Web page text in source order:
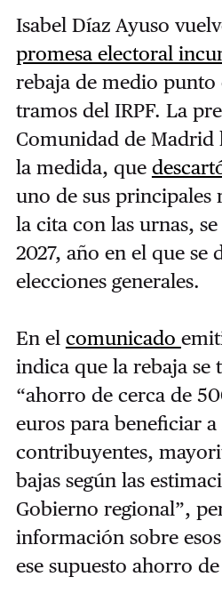
Isabel Díaz Ayuso
promesa electoral
rebaja de medio punto
tramos del IRPF. La
Comunidad de Madrid
la medida, que
uno de sus principales
la cita con las urnas,
2027, año en el que se
elecciones generales.
En el comunicado
indica que la rebaja se
“ahorro de cerca de
euros para beneficiar
contribuyentes,
bajas según las
Gobierno regional”,
información sobre
ese supuesto ahorro